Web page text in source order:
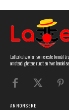
Latterkula.no har som eneste formål
omstendighetene rundt en hver
ANNONSERE